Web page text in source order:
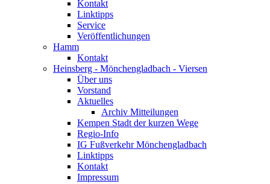
Kontakt
Linktipps
Service
Veröffentlichungen
Hamm
Kontakt
Heinsberg - Mönchengladbach - Viersen
Über uns
Vorstand
Aktuelles
Archiv Mitteilungen
Kempen Stadt der kurzen Wege
Regio-Info
IG Fußverkehr Mönchengladbach
Linktipps
Kontakt
Impressum